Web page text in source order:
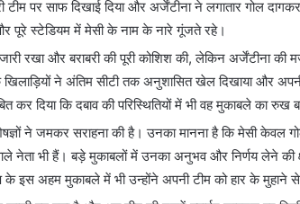
पर साफ दिखाई दिया और अर्जेंटीना ने लगातार गोल
पूरे स्टेडियम में मेसी के नाम के नारे गूंजते रहे।
रखा और बराबरी की पूरी कोशिश की, लेकिन अर्जेंटीना की
ने अंतिम सीटी तक अनुशासित खेल दिखाया और
दिया कि दबाव की परिस्थितियों में भी वह मुकाबले का रुख
ने जमकर सराहना की है। उनका मानना है कि मेसी केवल
वाले नेता भी हैं। बड़े मुकाबलों में उनका अनुभव और निर्णय लेने
इस अहम मुकाबले में भी उन्होंने अपनी टीम को हार के मुहाने से